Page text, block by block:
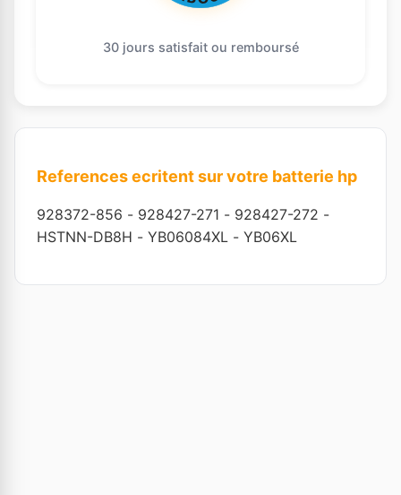
30 jours satisfait ou remboursé
References ecritent sur votre batterie hp
928372-856 - 928427-271 - 928427-272 -
HSTNN-DB8H - YB06084XL - YB06XL